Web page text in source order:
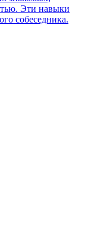
Эти навыки
собеседника.